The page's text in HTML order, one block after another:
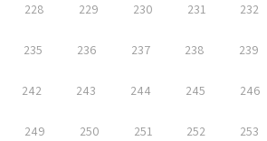
228 229 230 231 232
235 236 237 238 239
242 243 244 245 246
249 250 251 252 253